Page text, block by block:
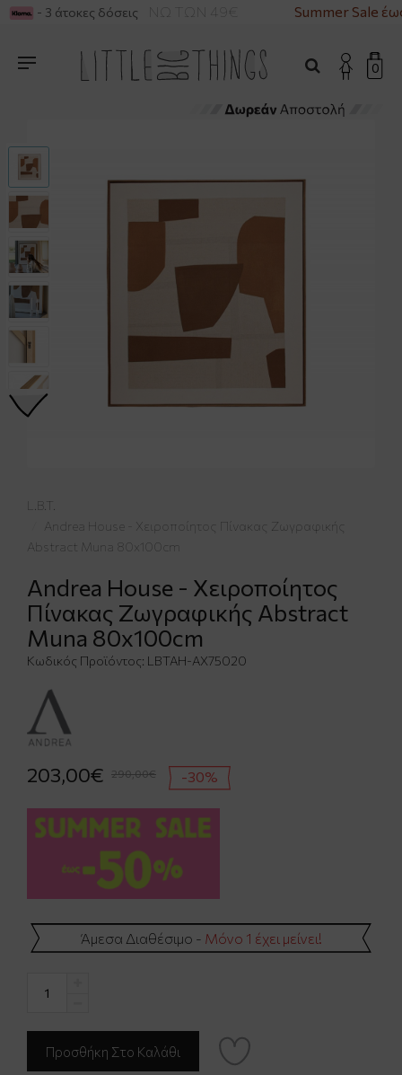
ΓΙΑ ΑΓΟΡΕΣ ΑΝΩ ΤΩΝ 49€ Summer Sale
- 3 άτοκες δόσεις
0
L.B.T.
Andrea House - Χειροποίητος Πίνακας Ζωγραφικής
Abstract Muna 80x100cm
Andrea House - Χειροποίητος
Πίνακας Ζωγραφικής Abstract
Muna 80x100cm
Κωδικός Προϊόντος: LBTAH-AX75020
203,00€ 290,00€ -30%
Άμεσα Διαθέσιμο - Μόνο 1 έχει μείνει!